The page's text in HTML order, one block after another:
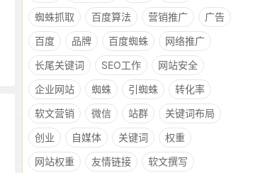
蜘蛛抓取
百度算法 营销推广
广告
百度
品牌 百度蜘蛛
网络推广
长尾关键词
SEO工作
网站安全
企业网站
蜘蛛 引蜘蛛
转化率
软文营销
微信 站群
关键词布局
创业
自媒体 关键词
权重
网站权重
友情链接
软文撰写